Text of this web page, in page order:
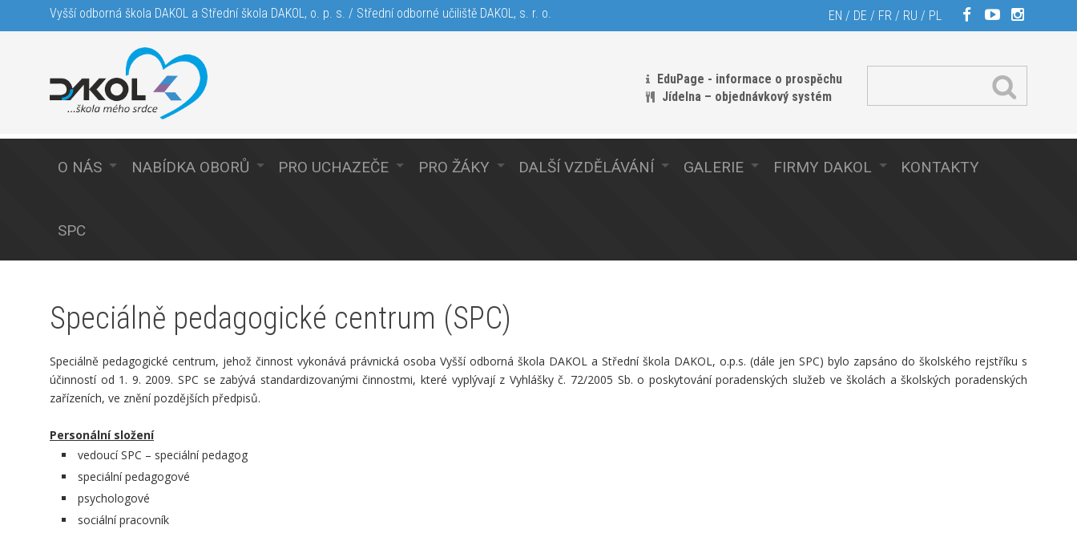
Vyšší odborná škola DAKOL a Střední škola DAKOL, o. p. s. / Střední odborné učiliště DAKOL, s. r. o. EN / DE / FR / RU / PL
EduPage - informace o prospěchu
Jídelna – objednávkový systém
O NÁS NABÍDKA OBORŮ PRO UCHAZEČE PRO ŽÁKY DALŠÍ VZDĚLÁVÁNÍ GALERIE FIRMY DAKOL KONTAKTY
SPC
Speciálně pedagogické centrum (SPC)
Speciálně pedagogické centrum, jehož činnost vykonává právnická osoba Vyšší odborná škola DAKOL a Střední škola DAKOL, o.p.s. (dále jen SPC) bylo zapsáno do školského rejstříku s
účinností od 1. 9. 2009. SPC se zabývá standardizovanými činnostmi, které vyplývají z Vyhlášky č. 72/2005 Sb. o poskytování poradenských služeb ve školách a školských poradenských
zařízeních, ve znění pozdějších předpisů.
Personální složení
vedoucí SPC – speciální pedagog
speciální pedagogové
psychologové
sociální pracovník